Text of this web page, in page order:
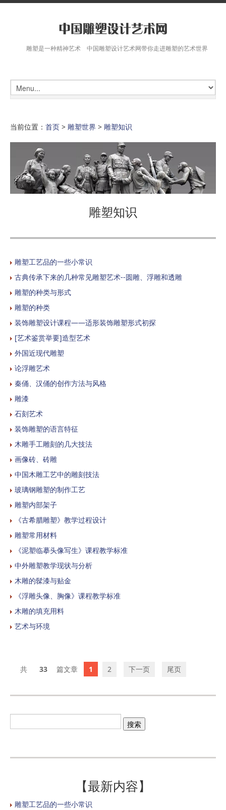
雕塑是一种精神艺术 中国雕塑设计艺术网带你走进雕塑的艺术世界
当前位置： 首页 > 雕塑世界 > 雕塑知识
雕塑知识
雕塑工艺品的一些小常识
古典传承下来的几种常见雕塑艺术--圆雕、浮雕和透雕
雕塑的种类与形式
雕塑的种类
装饰雕塑设计课程——适形装饰雕塑形式初探
[艺术鉴赏举要]造型艺术
外国近现代雕塑
论浮雕艺术
秦俑、汉俑的创作方法与风格
雕漆
石刻艺术
装饰雕塑的语言特征
木雕手工雕刻的几大技法
画像砖、砖雕
中国木雕工艺中的雕刻技法
玻璃钢雕塑的制作工艺
雕塑内部架子
《古希腊雕塑》教学过程设计
雕塑常用材料
《泥塑临摹头像写生》课程教学标准
中外雕塑教学现状与分析
木雕的髹漆与贴金
《浮雕头像、胸像》课程教学标准
木雕的填充用料
艺术与环境
33 1 2 下一页 尾页
【最新内容】
雕塑工艺品的一些小常识